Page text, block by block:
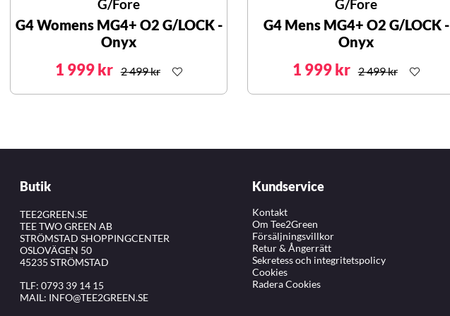
G/Fore
G4 Womens MG4+ O2 G/LOCK -
Onyx
1 999 kr 2 499 kr
G/Fore
G4 Mens MG4+ O2 G/LOCK -
Onyx
1 999 kr 2 499 kr
Butik
TEE2GREEN.SE
TEE TWO GREEN AB
STRÖMSTAD SHOPPINGCENTER
OSLOVÄGEN 50
45235 STRÖMSTAD
TLF: 0793 39 14 15
MAIL: INFO@TEE2GREEN.SE
Kundservice
Kontakt
Om Tee2Green
Försäljningsvillkor
Retur & Ångerrätt
Sekretess och integritetspolicy
Cookies
Radera Cookies